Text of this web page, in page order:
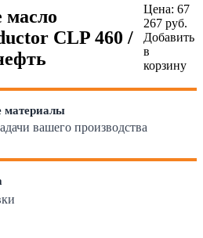
масло
CLP 460 /
Цена: 67
267 руб.
Добавить
в
корзину
вашего производства